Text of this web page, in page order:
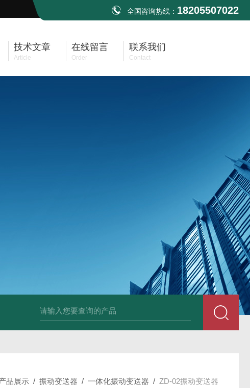
全国咨询热线： 18205507022
技术文章
Article
在线留言
Order
联系我们
Contact
NE3931热膨胀变送器 NE3941E轴承振动速度变送器 NE3951E轴承
品展示 / 振动变送器 / 一体化振动变送器 / ZD-02振动变送器